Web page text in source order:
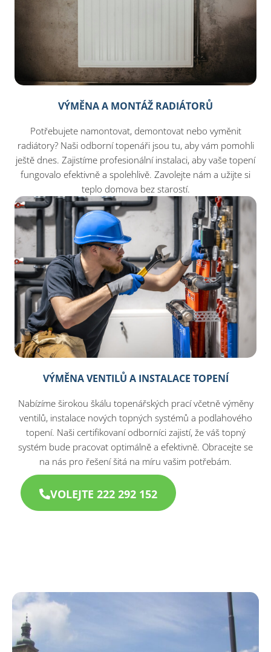
VÝMĚNA A MONTÁŽ RADIÁTORŮ
Potřebujete namontovat, demontovat nebo vyměnit
radiátory? Naši odborní topenáři jsou tu, aby vám pomohli
ještě dnes. Zajistíme profesionální instalaci, aby vaše topení
fungovalo efektivně a spolehlivě. Zavolejte nám a užijte si
teplo domova bez starostí.
VÝMĚNA VENTILŮ A INSTALACE TOPENÍ
Nabízíme širokou škálu topenářských prací včetně výměny
ventilů, instalace nových topných systémů a podlahového
topení. Naši certifikovaní odborníci zajistí, že váš topný
systém bude pracovat optimálně a efektivně. Obracejte se
na nás pro řešení šitá na míru vašim potřebám.
VOLEJTE 222 292 152